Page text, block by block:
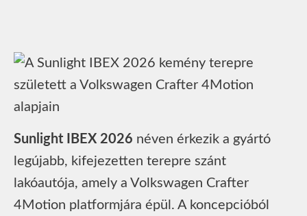
Sunlight IBEX 2026 néven érkezik a gyártó
legújabb, kifejezetten terepre szánt
lakóautója, amely a Volkswagen Crafter
4Motion platformjára épül. A koncepcióból